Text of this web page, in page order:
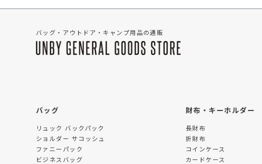
バッグ・アウトドア・キャンプ用品の通販
バッグ
リュック バックパック
ショルダー サコッシュ
ファニーパック
ビジネスバッグ
財布・キーホルダー
長財布
折財布
コインケース
カードケース